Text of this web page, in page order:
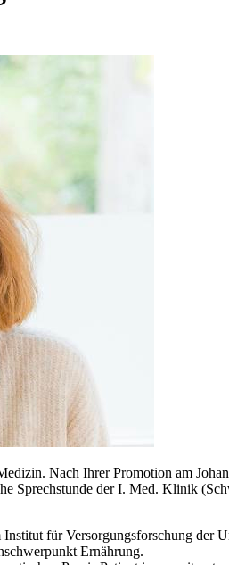
Nach Ihrer Promotion am
Sprechstunde der I. Med. Klinik
für Versorgungsforschung
Ernährung.